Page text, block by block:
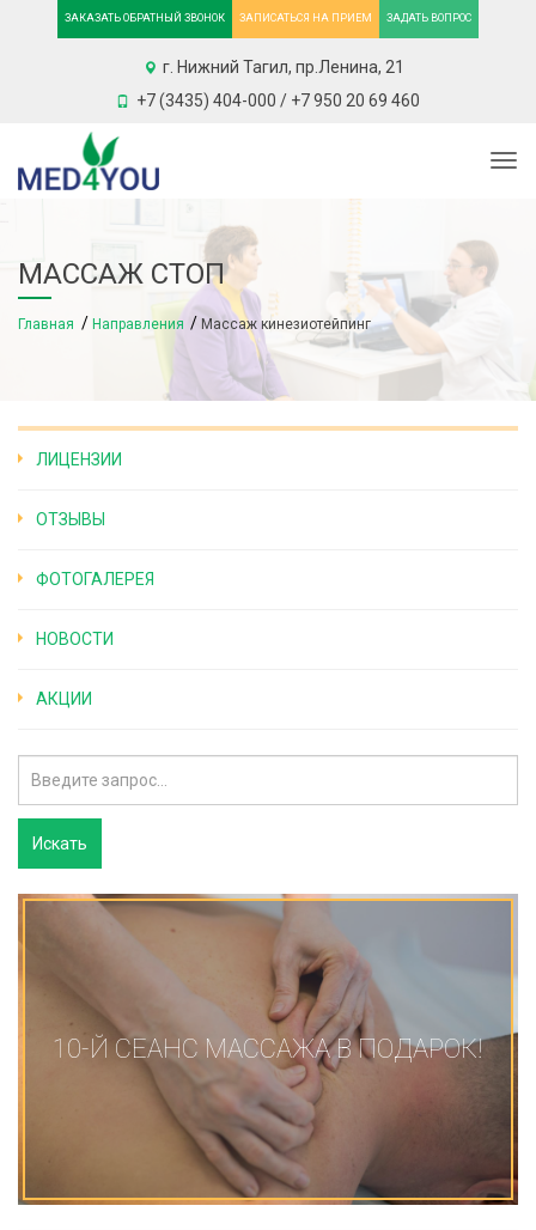
ЗАКАЗАТЬ ОБРАТНЫЙ ЗВОНОК ЗАПИСАТЬСЯ НА ПРИЕМ ЗАДАТЬ ВОПРОС
г. Нижний Тагил, пр.Ленина, 21
+7 (3435) 404-000 / +7 950 20 69 460
МАССАЖ СТОП
Главная Направления Массаж кинезиотейпинг
ЛИЦЕНЗИИ
ОТЗЫВЫ
ФОТОГАЛЕРЕЯ
НОВОСТИ
АКЦИИ
10-Й СЕАНС МАССАЖА В ПОДАРОК!